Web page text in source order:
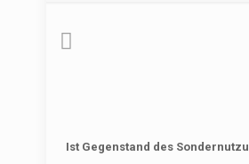
Ist Gegenstand des